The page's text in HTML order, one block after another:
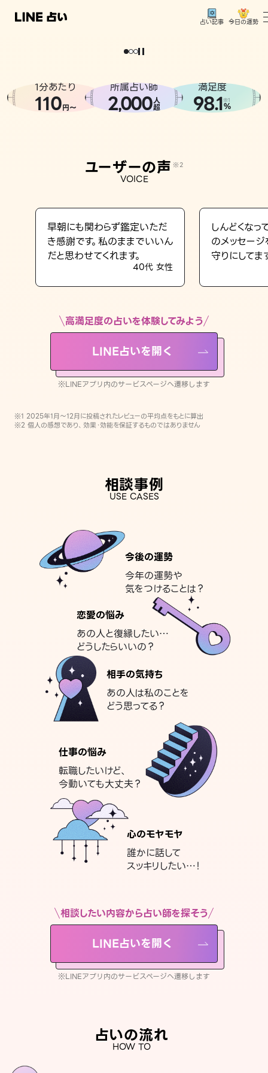
占い記事 今日の運勢
相談事例
LINE占いを開く
※LINEアプリ内のサービスページへ遷移します
どうせなら
。
1分あたり
110円〜
所属占い師
2,000人
超
満足度
98.1※1
%
ユーザーの声 ※2
VOICE
早朝にも関わらず鑑定いただ
き感謝です。私のままでいいん
だと思わせてくれます。
40代 女性
しんどくなっ
のメッセー
守りにしてま
高満足度の占いを体験してみよう
LINE占いを開く
※LINEアプリ内のサービスページへ遷移します
※1 2025年1月〜12月に投稿されたレビューの平均点をもとに算出
※2 個人の感想であり、効果・効能を保証するものではありません
相談事例
USE CASES
今後の運勢
今年の運勢や
気をつけることは？
恋愛の悩み
あの人と復縁したい…
どうしたらいいの？
相手の気持ち
あの人は私のことを
どう思ってる？
仕事の悩み
転職したいけど、
今動いても大丈夫？
心のモヤモヤ
誰かに話して
スッキリしたい…！
相談したい内容から占い師を探そう
LINE占いを開く
※LINEアプリ内のサービスページへ遷移します
占いの流れ
HOW TO